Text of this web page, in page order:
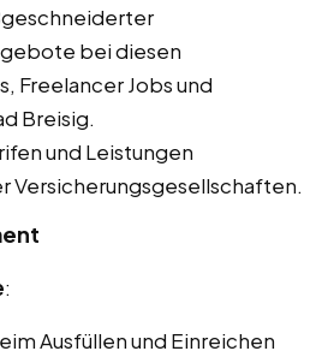
bei diesen
Freelancer Jobs und
Breisig.
und Leistungen
Versicherungsgesellschaften.
:
Ausfüllen und Einreichen